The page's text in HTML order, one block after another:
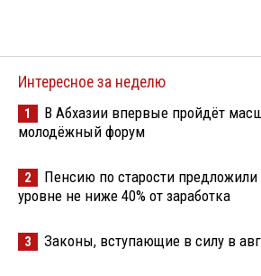
Интересное за неделю
1
В Абхазии впервые пройдёт
молодёжный форум
2
Пенсию по старости предложили
уровне не ниже 40% от заработка
3 Законы, вступающие в силу в